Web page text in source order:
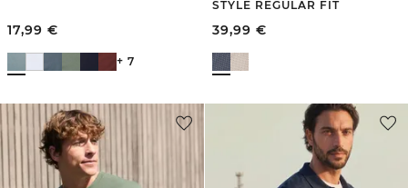
17,99 €
+ 7
STYLE REGULAR FIT
39,99 €